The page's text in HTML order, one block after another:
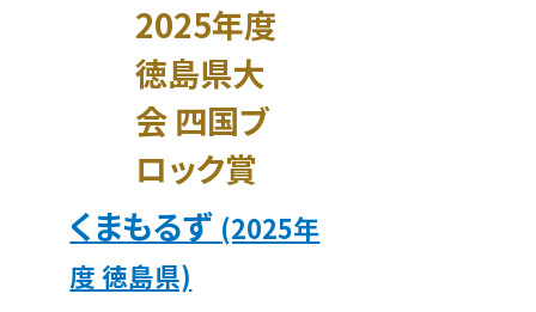
2025年度
徳島県大
会 四国ブ
ロック賞
くまもるず (2025年
度 徳島県)